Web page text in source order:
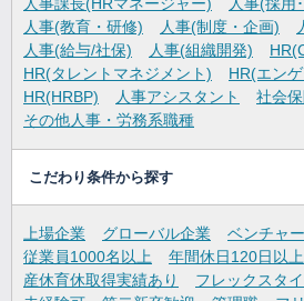
人事課長(HRマネージャー)
人事(採用
人事(教育・研修)
人事(制度・企画)
人事(給与/社保)
人事(組織開発)
HR(タレントマネジメント)
HR(エン
HR(HRBP)
人事アシスタント
社会
その他人事・労務系職種
こだわり条件から探す
上場企業 グローバル企業 ベンチャ
従業員1000名以上
年間休日120日以上
産休育休取得実績あり
フレックスタ